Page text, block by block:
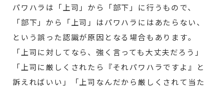
パワハラは「上司」から「部下」に行うもので、
「部下」から「上司」はパワハラにはあたらない、
という誤った認識が原因となる場合もあります。
「上司に対してなら、強く言っても大丈夫だろう」
「上司に厳しくされたら『それパワハラですよ』と
訴えればいい」「上司なんだから厳しくされて当た